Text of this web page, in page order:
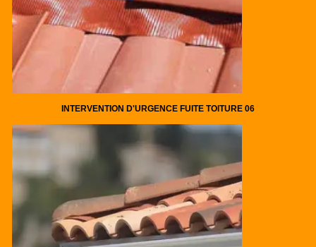
INTERVENTION D'URGENCE FUITE TOITURE 06